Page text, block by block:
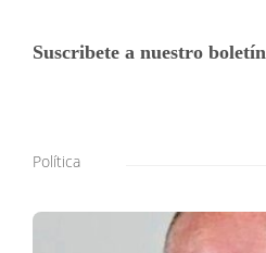
Suscribete a nuestro boletín
Política